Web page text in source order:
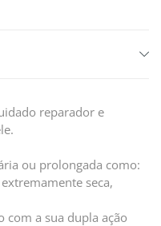
reparador e
ou prolongada como:
seca,
com a sua dupla ação